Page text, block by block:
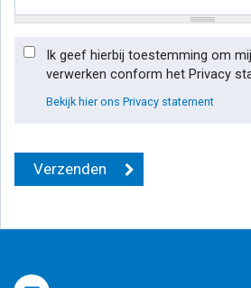
Ik geef hierbij toestemming om
verwerken conform het Privacy
Bekijk hier ons Privacy statement